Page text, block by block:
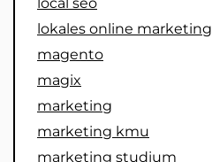
lokales online marketing
magento
magix
marketing
marketing kmu
marketing studium